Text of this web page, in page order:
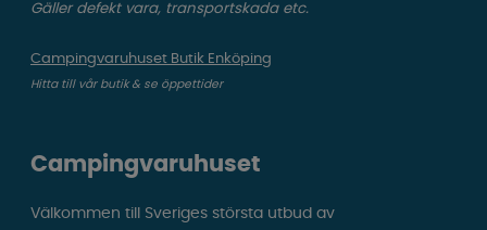
Gäller defekt vara, transportskada etc.
Campingvaruhuset Butik Enköping
Hitta till vår butik & se öppettider
Campingvaruhuset
Välkommen till Sveriges största utbud av